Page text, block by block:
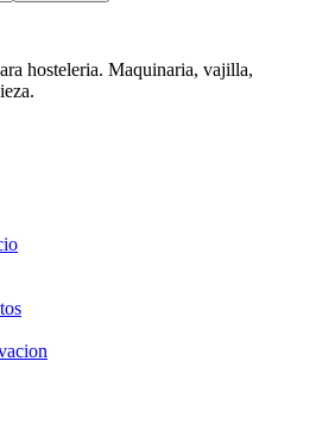
hosteleria. Maquinaria, vajilla,